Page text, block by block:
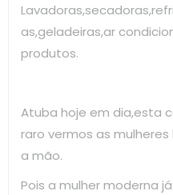
as,geladeiras,ar
produtos.
Atuba hoje em dia,esta
raro vermos as
a mão.
Pois a mulher moderna